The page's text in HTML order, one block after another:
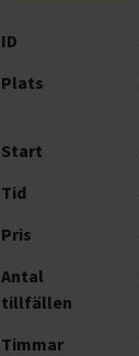
ID
Plats
Start
Tid
Pris
Antal
tillfällen
Timmar